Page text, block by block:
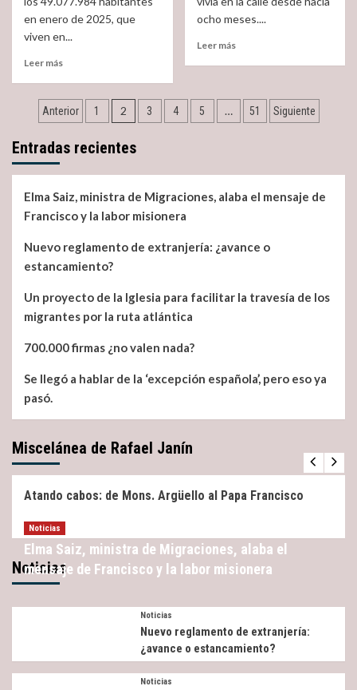
mejor
que
jugarse
vida
cayuco
en enero de 2025, que
viven en...
Leer más
¿Cuantos
inmigrantes
en
ocho meses....
Leer másRead
caso
más
muerto
Navegación
de
entradas
Anterior 1 2 3 4 5 … 51 Siguiente
Entradas recientes
Elma Saiz, ministra de Migraciones, alaba el mensaje de
Francisco y la labor misionera
Nuevo reglamento de extranjería: ¿avance o
estancamiento?
Un proyecto de la Iglesia para facilitar la travesía de los
migrantes por la ruta atlántica
700.000 firmas ¿no valen nada?
Se llegó a hablar de la ‘excepción española’, pero eso ya
pasó.
Miscelánea de Rafael Janín
Miscelánea Noticias
Atando cabos: de Mons. Argüello al Papa Francisco
Noticias
Noticias
Elma Saiz, ministra de Migraciones, alaba el
mensaje de Francisco y la labor misionera
Noticias
Nuevo reglamento de extranjería:
¿avance o estancamiento?
Noticias